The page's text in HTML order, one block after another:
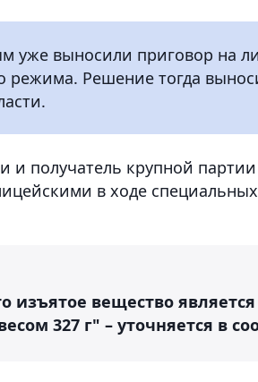
уже выносили приговор на
режима. Решение тогда
и получатель крупной
в ходе
изъятое вещество
327 г" – уточняется в